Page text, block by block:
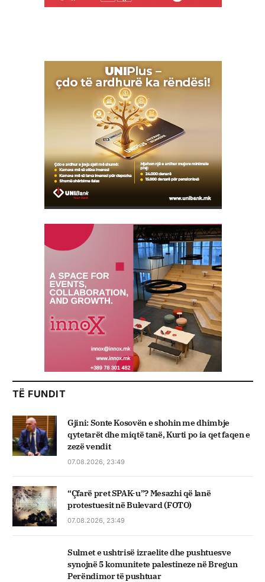
TË FUNDIT
Gjini: Sonte Kosovën e shohin me dhimbje
qytetarët dhe miqtë tanë, Kurti po ia qet faqen e
zezë vendit
07.08.2026, 23:49
“Çfarë pret SPAK-u”? Mesazhi që lanë
protestuesit në Bulevard (FOTO)
07.08.2026, 23:49
Sulmet e ushtrisë izraelite dhe pushtuesve
synojnë 5 komunitete palestineze në Bregun
Perëndimor të pushtuar